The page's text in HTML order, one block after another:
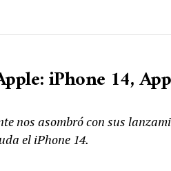
iPhone 14,
nos asombró con sus
el iPhone 14.